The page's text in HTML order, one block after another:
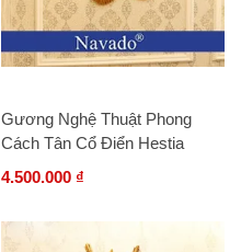
Gương Nghệ Thuật Phong
Cách Tân Cổ Điển Hestia
4.500.000 ₫